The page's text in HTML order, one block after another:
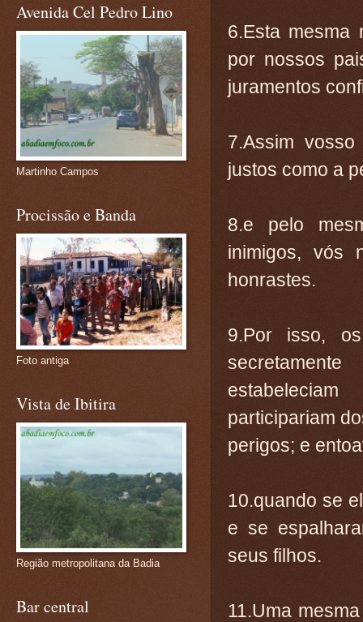
6.Esta mesma
por nossos
juramentos
7.Assim
justos como a
8.e pelo
inimigos, vós
honrastes.
9.Por isso,
participariam
perigos; e
10.quando se
e se
seus filhos.
11.Uma
Avenida Cel Pedro Lino
Martinho Campos
Procissão e Banda
Foto antiga
Vista de Ibitira
Região metropolitana da Badia
Bar central